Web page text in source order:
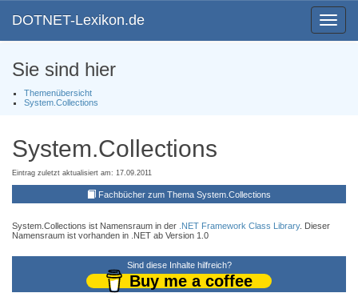
Toggle
DOTNET-Lexikon.de
Sie sind hier
Themenübersicht
System.Collections
System.Collections
Eintrag zuletzt aktualisiert am: 17.09.2011
Fachbücher zum Thema System.Collections
System.Collections ist Namensraum in der .NET Framework Class Library. Dieser
Namensraum ist vorhanden in .NET ab Version 1.0
Sind diese Inhalte hilfreich?
Buy me a coffee